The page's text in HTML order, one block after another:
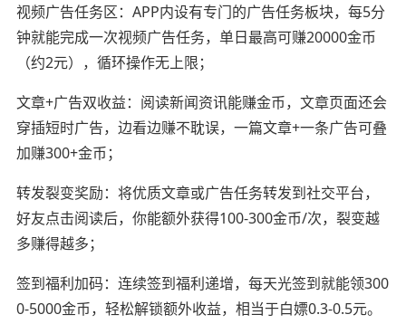
视频广告任务区：APP内设有专门的广告任务板块，每5分
钟就能完成一次视频广告任务，单日最高可赚20000金币
（约2元），循环操作无上限；
文章+广告双收益：阅读新闻资讯能赚金币，文章页面还会
穿插短时广告，边看边赚不耽误，一篇文章+一条广告可叠
加赚300+金币；
转发裂变奖励：将优质文章或广告任务转发到社交平台，
好友点击阅读后，你能额外获得100-300金币/次，裂变越
多赚得越多；
签到福利加码：连续签到福利递增，每天光签到就能领300
0-5000金币，轻松解锁额外收益，相当于白嫖0.3-0.5元。